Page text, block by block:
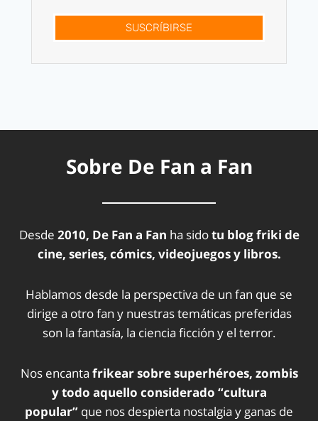
SUSCRÍBIRSE
Sobre De Fan a Fan
Desde 2010, De Fan a Fan ha sidotu blog friki de
cine, series, cómics, videojuegos y libros.
Hablamos desde la perspectiva de un fan que se
dirige a otro fan y nuestras temáticas preferidas
son la fantasía, la ciencia ficción y el terror.
Nos encanta frikear sobre superhéroes, zombis
y todo aquello considerado “cultura
popular” que nos despierta nostalgia y ganas de